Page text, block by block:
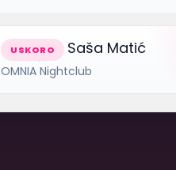
USKORO Saša Matić
OMNIA Nightclub